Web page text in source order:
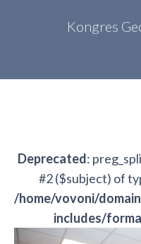
Kongres
Deprecated:
#2 ($subject) of
/home/vovoni/
includes/